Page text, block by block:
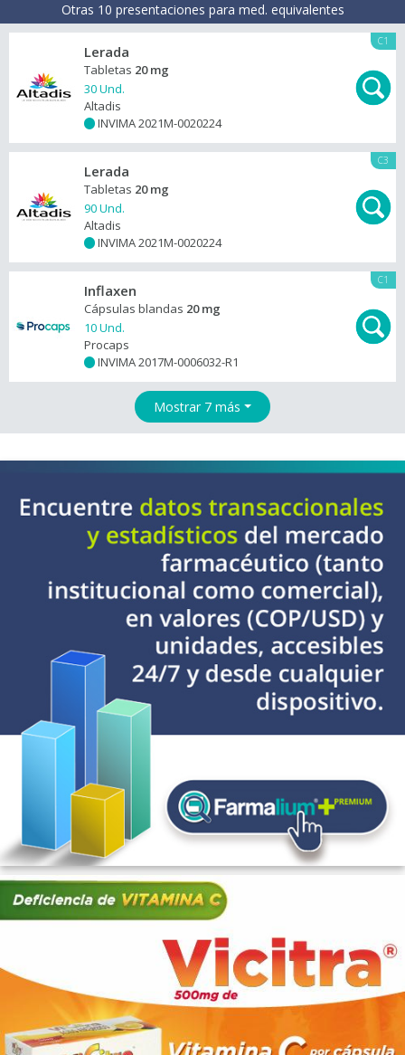
Otras 10 presentaciones para med. equivalentes
C1
Lerada
Tabletas 20 mg
30 Und.
Altadis
INVIMA 2021M-0020224
C3
Lerada
Tabletas 20 mg
90 Und.
Altadis
INVIMA 2021M-0020224
C1
Inflaxen
Cápsulas blandas 20 mg
10 Und.
Procaps
INVIMA 2017M-0006032-R1
Mostrar 7 más